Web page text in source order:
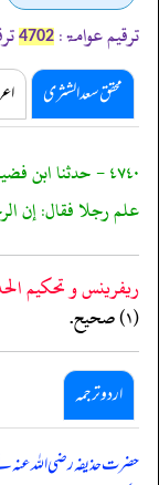
ترقیم عوامۃ: 4702
محقق سعد الشثری
٤٧٤٠ - حدثنا
علم رجلا فقال: إن
ريفرينس و تحكيم
(١) صحيح.
اردو ترجمہ
حضرت حذیفہ رضی اللہ عنہ نے